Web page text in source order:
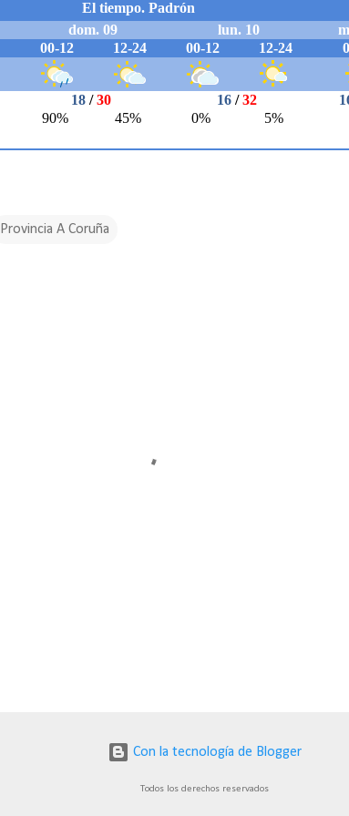
Provincia A Coruña
Con la tecnología de Blogger
Todos los derechos reservados